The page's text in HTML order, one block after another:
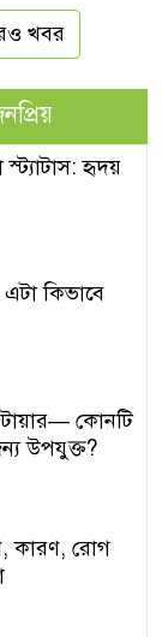
খবর
স্ট্যাটাস: হৃদয়
কিভাবে
কোনটি
উপযুক্ত?
কারণ, রোগ